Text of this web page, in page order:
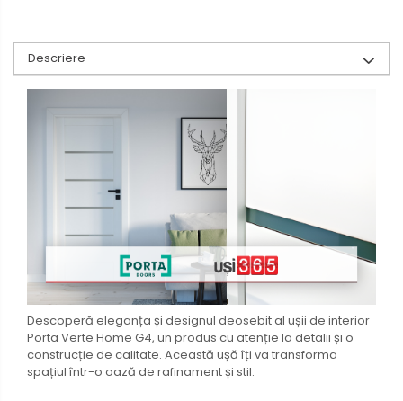
Descriere
Descoperă eleganța și designul deosebit al ușii de interior
Porta Verte Home G4, un produs cu atenție la detalii și o
construcție de calitate. Această ușă îți va transforma
spațiul într-o oază de rafinament și stil.